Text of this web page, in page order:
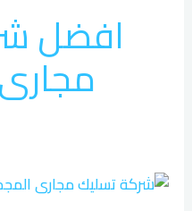
افضل
شركة